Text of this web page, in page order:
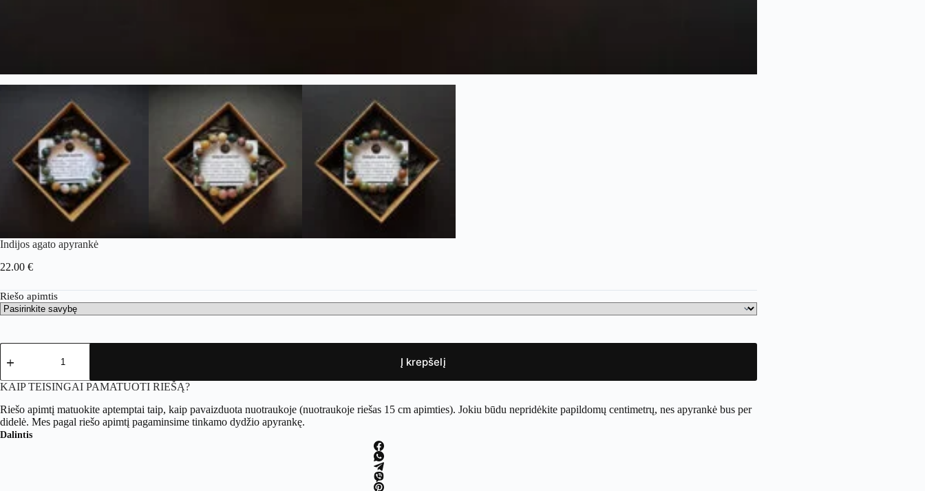
Indijos agato apyrankė
22.00 €
Riešo apimtis
produkto
kiekis:
agato
Į krepšelį
KAIP TEISINGAI PAMATUOTI RIEŠĄ?
Riešo apimtį matuokite aptemptai taip, kaip pavaizduota nuotraukoje (nuotraukoje riešas 15 cm apimties). Jokiu būdu nepridėkite papildomų centimetrų, nes apyrankė bus per
didelė. Mes pagal riešo apimtį pagaminsime tinkamo dydžio apyrankę.
Dalintis